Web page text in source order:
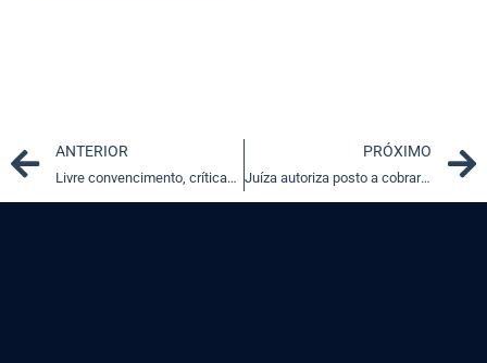
Prev
ANTERIOR
Livre convencimento, críticas de Streck e as críticas às críticas
PRÓXIMO
Juíza autoriza posto a cobrar preço menor para pagamento em dinheiro